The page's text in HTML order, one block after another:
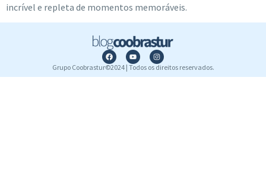
incrível e repleta de momentos memoráveis.
Grupo Coobrastur©2024 | Todos os direitos reservados.